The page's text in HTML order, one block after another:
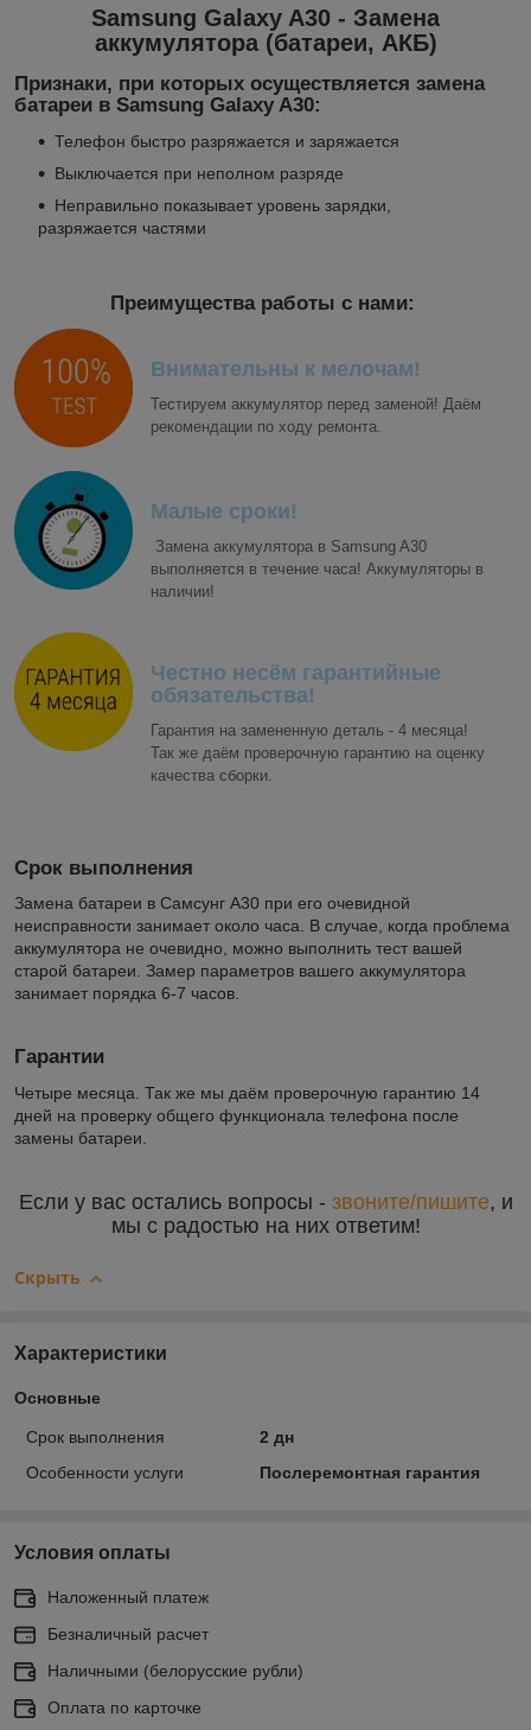
Samsung Galaxy A30 - Замена
аккумулятора (батареи, АКБ)
Признаки, при которых осуществляется замена
батареи в Samsung Galaxy A30:
Телефон быстро разряжается и заряжается
Выключается при неполном разряде
Неправильно показывает уровень зарядки,
разряжается частями
Преимущества работы с нами:
Внимательны к мелочам!
Тестируем аккумулятор перед заменой! Даём
рекомендации по ходу ремонта.
Малые сроки!
Замена аккумулятора в Samsung A30
выполняется в течение часа! Аккумуляторы в
наличии!
Честно несём гарантийные
обязательства!
Гарантия на замененную деталь - 4 месяца!
Так же даём проверочную гарантию на оценку
качества сборки.
Срок выполнения
Замена батареи в Самсунг А30 при его очевидной
неисправности занимает около часа. В случае, когда проблема
аккумулятора не очевидно, можно выполнить тест вашей
старой батареи. Замер параметров вашего аккумулятора
занимает порядка 6-7 часов.
Гарантии
Четыре месяца. Так же мы даём проверочную гарантию 14
дней на проверку общего функционала телефона после
замены батареи.
Если у вас остались вопросы - звоните/пишите, и
мы с радостью на них ответим!
Скрыть
Характеристики
Основные
Срок выполнения
2 дн
Особенности услуги
Послеремонтная гарантия
Условия оплаты
Наложенный платеж
Безналичный расчет
Наличными (белорусские рубли)
Оплата по карточке